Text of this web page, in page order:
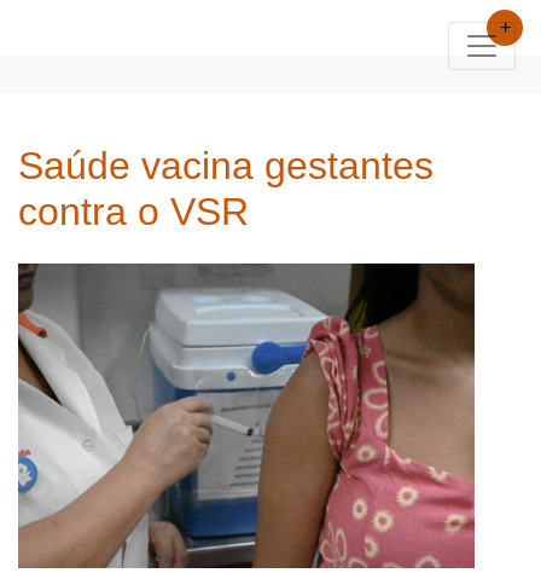
+
Saúde vacina gestantes
contra o VSR